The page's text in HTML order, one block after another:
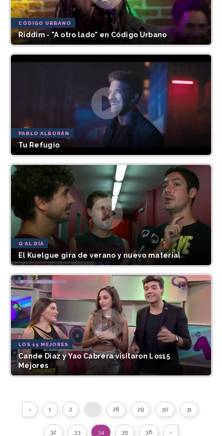
CÓDIGO URBANO
Riddim - "A otro lado" en Código Urbano
PABLO ALBORÁN
Tu Refugio
Q AL DÍA
El Kuelgue gira de verano y nuevo material
LOS 15 MEJORES
Cande Diaz y Yao Cabrera visitaron Los15
Mejores
‹ 1 2 ... 28 29 30 31
32 33 34 35 36 ›